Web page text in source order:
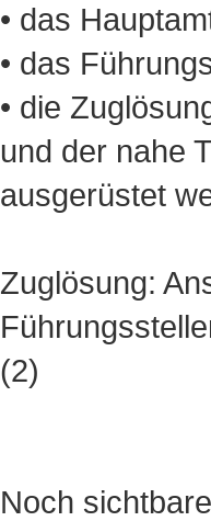
• das
• das
• die
und der nahe
ausgerüstet
Zuglösung:
(2)
Noch sichtbare